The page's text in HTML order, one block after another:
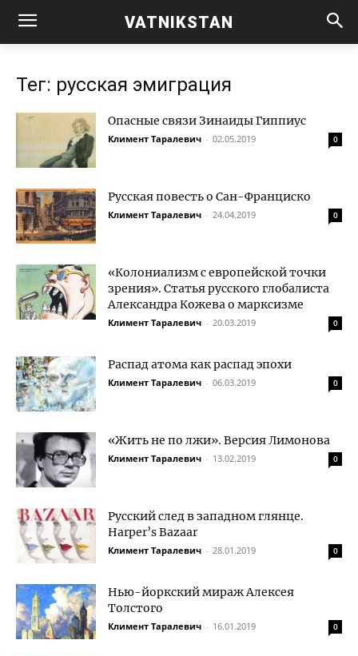
VATNIKSTAN
Тег: русская эмиграция
Опасные связи Зинаиды Гиппиус
Климент Таралевич - 02.05.2019 0
Русская повесть о Сан-Франциско
Климент Таралевич - 24.04.2019 0
«Колониализм с европейской точки
зрения». Статья русского глобалиста
Александра Кожева о марксизме
Климент Таралевич - 20.03.2019 0
Распад атома как распад эпохи
Климент Таралевич - 06.03.2019 0
«Жить не по лжи». Версия Лимонова
Климент Таралевич - 13.02.2019 0
Русский след в западном глянце.
Harper’s Bazaar
Климент Таралевич - 28.01.2019 0
Нью-йоркский мираж Алексея
Толстого
Климент Таралевич - 16.01.2019 0